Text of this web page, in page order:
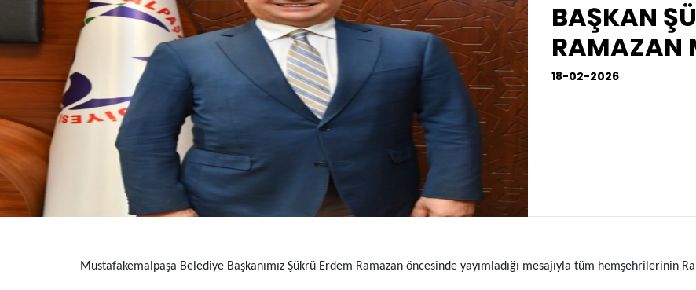
BAŞKAN
RAMAZAN
18-02-2026
Mustafakemalpaşa Belediye Başkanımız Şükrü Erdem Ramazan öncesinde yayımladığı mesajıyla tüm hemşehrilerinin